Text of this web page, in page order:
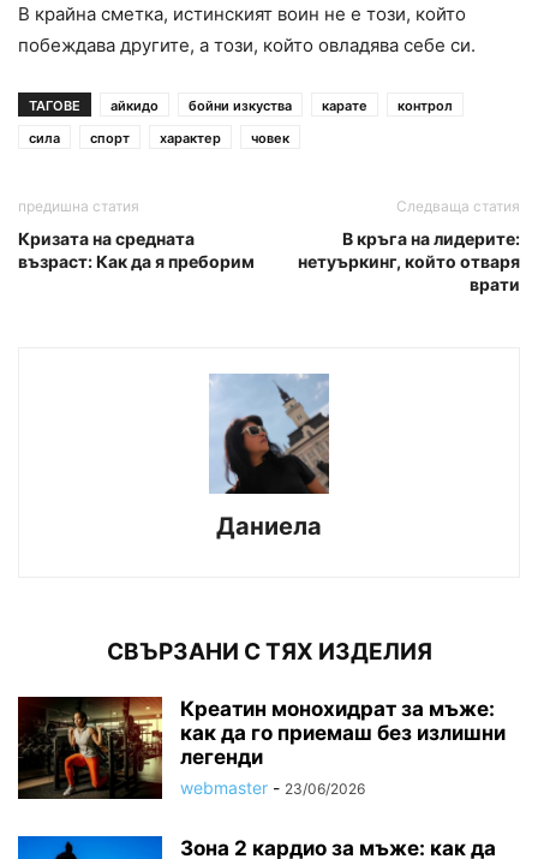
В крайна сметка, истинският воин не е този, който
побеждава другите, а този, който овладява себе си.
ТАГОВЕ айкидо бойни изкуства карате
контрол
сила
спорт характер човек
предишна статия
Кризата на средната
възраст: Как да я преборим
Следваща статия
В кръга на лидерите:
нетуъркинг, който отваря
врати
Даниела
СВЪРЗАНИ С ТЯХ ИЗДЕЛИЯ
Креатин монохидрат за мъже:
как да го приемаш без излишни
легенди
webmaster - 23/06/2026
Зона 2 кардио за мъже: как да